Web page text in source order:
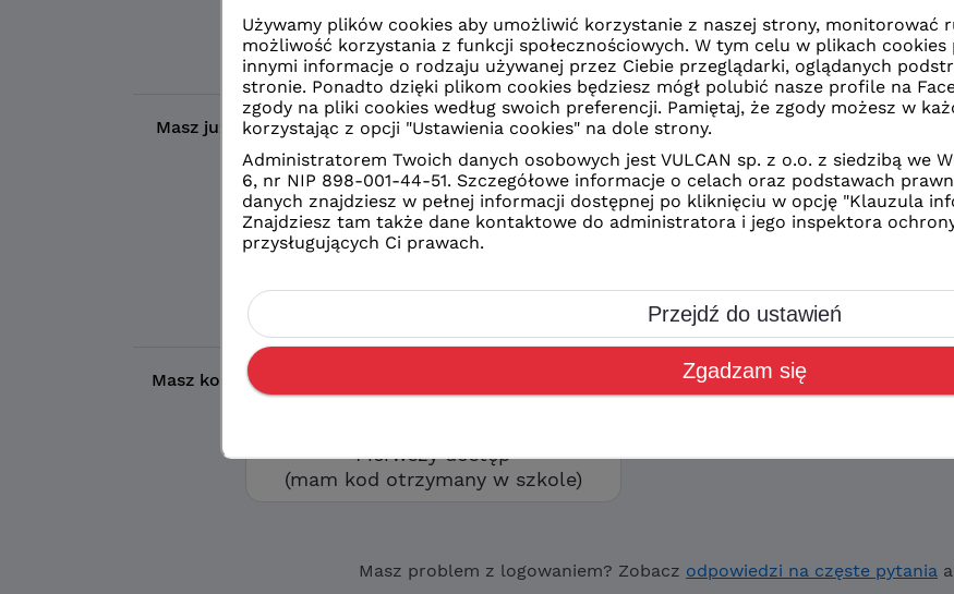
Logowanie przed zmianą
Masz już konto?Wybierz wybrany przez Ciebie sposób logowania
Logowanie
konto eduVULCAN
zwykłe konto szkolne
Masz kod otrzymany w szkole?
Aby utworzyć swoje konto wybierz
opcję „Pierwszy dostęp”
Pierwszy dostęp
(mam kod otrzymany w szkole)
Masz problem z logowaniem? Zobacz odpowiedzi na częste pytania